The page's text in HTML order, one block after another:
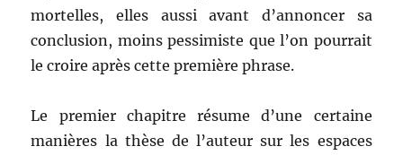
mortelles, elles aussi avant d’annoncer sa
conclusion, moins pessimiste que l’on pourrait
le croire après cette première phrase.
Le premier chapitre résume d’une certaine
manières la thèse de l’auteur sur les espaces